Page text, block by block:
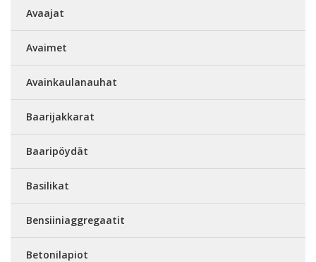
Avaajat
Avaimet
Avainkaulanauhat
Baarijakkarat
Baaripöydät
Basilikat
Bensiiniaggregaatit
Betonilapiot